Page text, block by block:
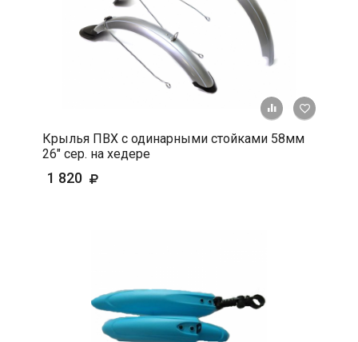
+ К
Крылья ПВХ с одинарными стойками 58мм
26" сер. на хедере
1 820